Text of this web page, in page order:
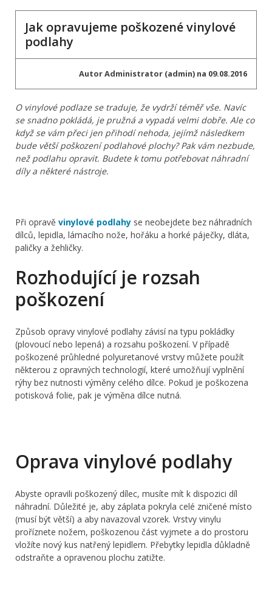
Jak opravujeme poškozené vinylové
podlahy
Autor Administrator (admin) na 09.08.2016
O vinylové podlaze se traduje, že vydrží téměř vše. Navíc
se snadno pokládá, je pružná a vypadá velmi dobře. Ale co
když se vám přeci jen přihodí nehoda, jejímž následkem
bude větší poškození podlahové plochy? Pak vám nezbude,
než podlahu opravit. Budete k tomu potřebovat náhradní
díly a některé nástroje.
Při opravě vinylové podlahy se neobejdete bez náhradních
dílců, lepidla, lámacího nože, hořáku a horké páječky, dláta,
paličky a žehličky.
Rozhodující je rozsah
poškození
Způsob opravy vinylové podlahy závisí na typu pokládky
(plovoucí nebo lepená) a rozsahu poškození. V případě
poškozené průhledné polyuretanové vrstvy můžete použít
některou z opravných technologií, které umožňují vyplnění
rýhy bez nutnosti výměny celého dílce. Pokud je poškozena
potisková folie, pak je výměna dílce nutná.
Oprava vinylové podlahy
Abyste opravili poškozený dílec, musíte mít k dispozici díl
náhradní. Důležité je, aby záplata pokryla celé zničené místo
(musí být větší) a aby navazoval vzorek. Vrstvy vinylu
proříznete nožem, poškozenou část vyjmete a do prostoru
vložíte nový kus natřený lepidlem. Přebytky lepidla důkladně
odstraňte a opravenou plochu zatižte.